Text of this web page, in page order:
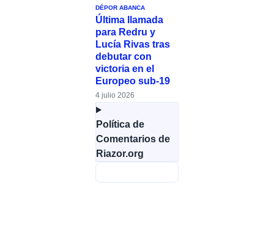
DÉPOR ABANCA
Última llamada
para Redru y
Lucía Rivas tras
debutar con
victoria en el
Europeo sub-19
4 julio 2026
Política de
Comentarios de
Riazor.org